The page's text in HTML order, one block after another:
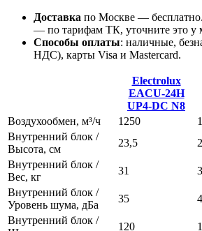
Доставка по Москве — бесплатно.
— по тарифам ТК, уточните это у
Способы оплаты: наличные,
НДС), карты Visa и Mastercard.
Electrolux
EACU-24H
UP4-DC N8
Воздухообмен, м³/ч
1250
Внутренний блок /
Высота, см
23,5
Внутренний блок /
Вес, кг
31
Внутренний блок /
Уровень шума, дБа
35
Внутренний блок /
120